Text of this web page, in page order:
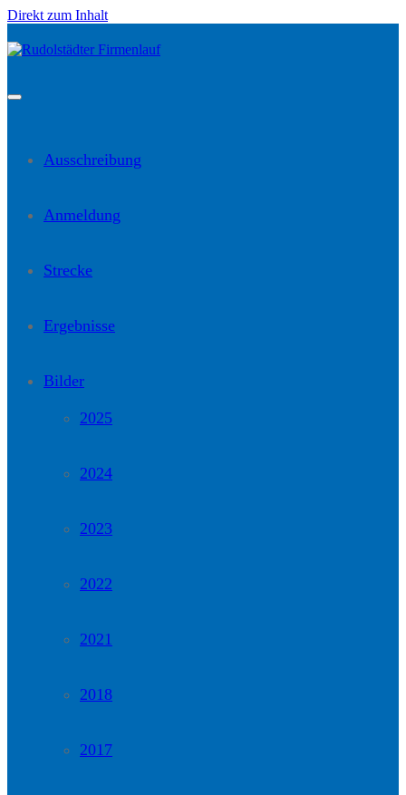
Direkt zum Inhalt
Ausschreibung
Anmeldung
Strecke
Ergebnisse
Bilder
2025
2024
2023
2022
2021
2018
2017